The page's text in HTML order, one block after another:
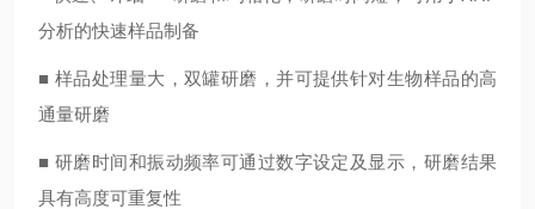
分析的快速样品制备
■ 样品处理量大，双罐研磨，并可提供针对生物样品的高
通量研磨
■ 研磨时间和振动频率可通过数字设定及显示，研磨结果
具有高度可重复性